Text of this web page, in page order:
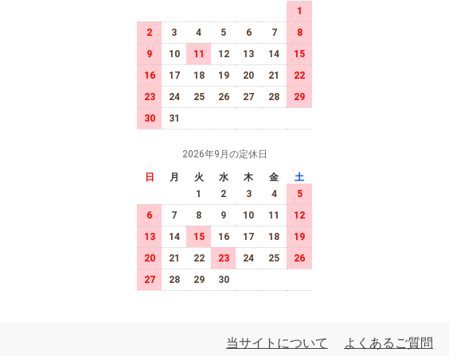
1
2
3 4 5 6 7
8
9
10 11 12 13 14
15
16
17 18 19 20 21
22
23
24 25 26 27 28
29
30
31
2026年9月の定休日
日 月 火 水 木 金
土
1
2 3 4
5
6
7 8 9 10 11
12
13
14 15 16 17 18
19
20
21 22 23 24 25
26
27
28 29 30
当サイトについて よくあるご質問